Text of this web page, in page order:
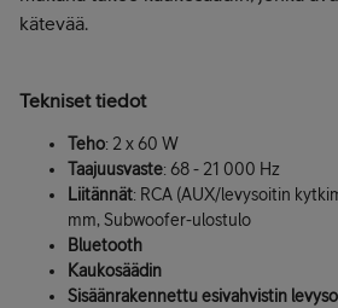
kätevää.
Tekniset tiedot
Teho: 2 x 60 W
Taajuusvaste: 68 - 21 000 Hz
Liitännät: RCA (AUX/levysoitin
mm, Subwoofer-ulostulo
Bluetooth
Kaukosäädin
Sisäänrakennettu esivahvistin